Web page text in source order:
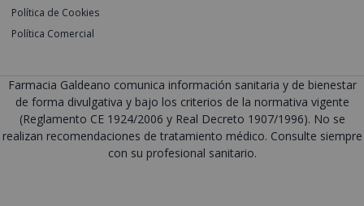
Política de Cookies
Política Comercial
Farmacia Galdeano comunica información sanitaria y de bienestar
de forma divulgativa y bajo los criterios de la normativa vigente
(Reglamento CE 1924/2006 y Real Decreto 1907/1996). No se
realizan recomendaciones de tratamiento médico. Consulte siempre
con su profesional sanitario.